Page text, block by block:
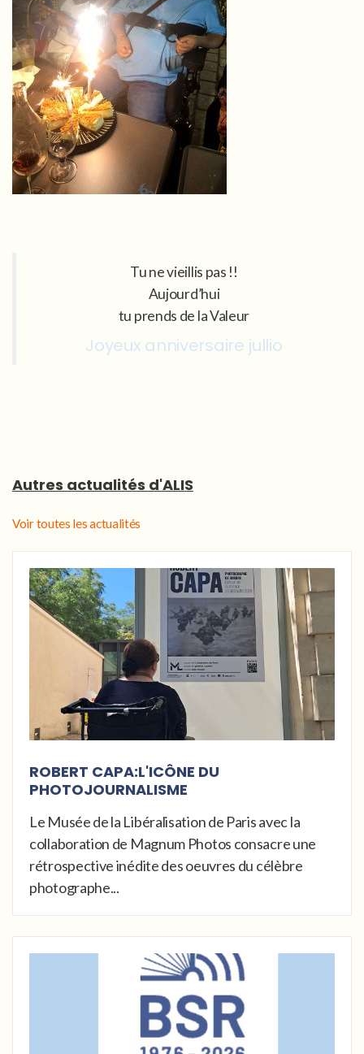
Tu ne vieillis pas !!
Aujourd’hui
tu prends de la Valeur
Joyeux anniversaire jullio
Autres actualités d'ALIS
Voir toutes les actualités
ROBERT CAPA:L'ICÔNE DU
PHOTOJOURNALISME
Le Musée de la Libéralisation de Paris avec la
collaboration de Magnum Photos consacre une
rétrospective inédite des oeuvres du célèbre
photographe...